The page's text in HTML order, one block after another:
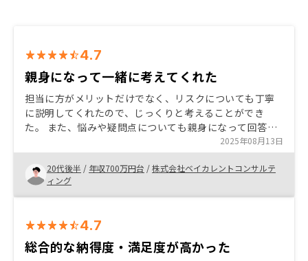
4.7
親身になって一緒に考えてくれた
担当に方がメリットだけでなく、リスクについても丁寧
に説明してくれたので、じっくりと考えることができ
た。 また、悩みや疑問点についても親身になって回答し
てもらえた。 将来のことを考えると、早いうちから備え
ることが重要だと感じ、購入を決断した。
2025年08月13日
20代後半 / 年収700万円台 /株式会社ベイカレントコンサルテ
ィング
4.7
総合的な納得度・満足度が高かった